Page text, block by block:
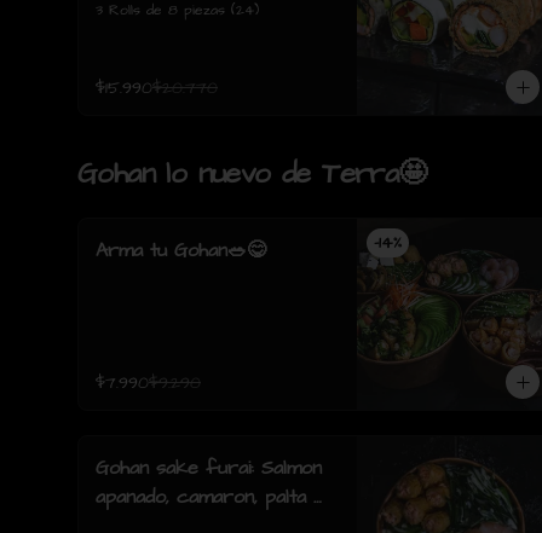
3 Rolls de 8 piezas (24)
$15.990$20.770
Gohan lo nuevo de Terra🤩
-14%
Arma tu Gohan🥗😋
$7.990$9.290
Gohan sake furai: Salmon
apanado, camaron, palta y